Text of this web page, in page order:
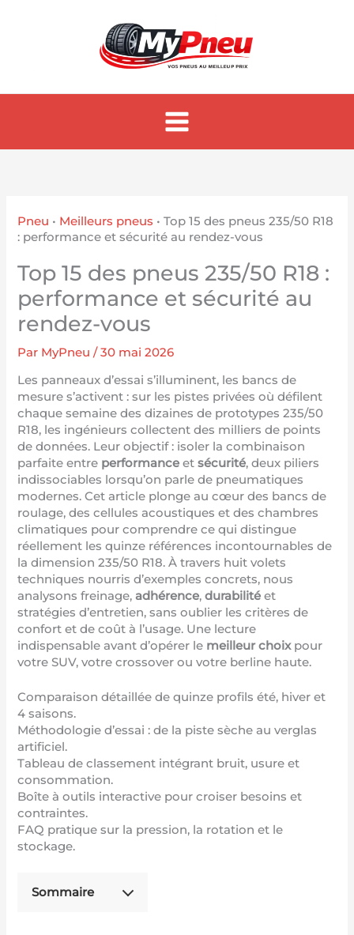
Pneu • Meilleurs pneus •Top 15 des pneus 235/50 R18
: performance et sécurité au rendez-vous
Top 15 des pneus 235/50 R18 :
performance et sécurité au
rendez-vous
Par MyPneu/30 mai 2026
Les panneaux d’essai s’illuminent, les bancs de
mesure s’activent : sur les pistes privées où défilent
chaque semaine des dizaines de prototypes 235/50
R18, les ingénieurs collectent des milliers de points
de données. Leur objectif : isoler la combinaison
parfaite entre performance etsécurité, deux piliers
indissociables lorsqu’on parle de pneumatiques
modernes. Cet article plonge au cœur des bancs de
roulage, des cellules acoustiques et des chambres
climatiques pour comprendre ce qui distingue
réellement les quinze références incontournables de
la dimension 235/50 R18. À travers huit volets
techniques nourris d’exemples concrets, nous
analysons freinage,adhérence,durabilité et
stratégies d’entretien, sans oublier les critères de
confort et de coût à l’usage. Une lecture
indispensable avant d’opérer le meilleur choixpour
votre SUV, votre crossover ou votre berline haute.
Comparaison détaillée de quinze profils été, hiver et
4 saisons.
Méthodologie d’essai : de la piste sèche au verglas
artificiel.
Tableau de classement intégrant bruit, usure et
consommation.
Boîte à outils interactive pour croiser besoins et
contraintes.
FAQ pratique sur la pression, la rotation et le
stockage.
Sommaire